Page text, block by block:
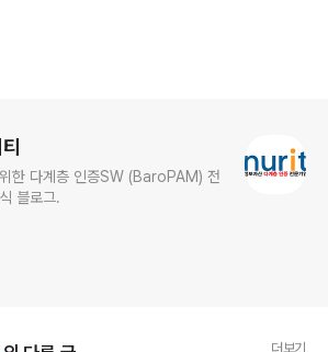
한 다계층 인증SW (BaroPAM) 전
블로그.
더보기